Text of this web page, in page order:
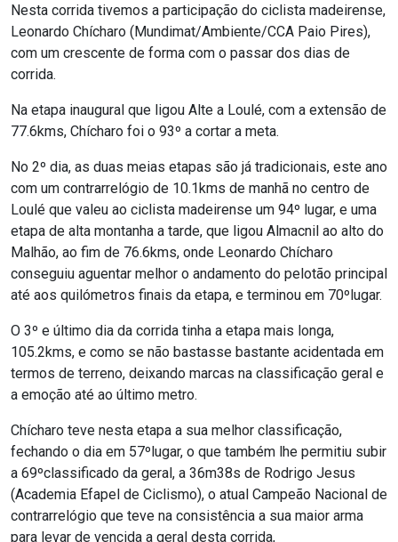
Nesta corrida tivemos a participação do ciclista madeirense,
Leonardo Chícharo (Mundimat/Ambiente/CCA Paio Pires),
com um crescente de forma com o passar dos dias de
corrida.
Na etapa inaugural que ligou Alte a Loulé, com a extensão de
77.6kms, Chícharo foi o 93º a cortar a meta.
No 2º dia, as duas meias etapas são já tradicionais, este ano
com um contrarrelógio de 10.1kms de manhã no centro de
Loulé que valeu ao ciclista madeirense um 94º lugar, e uma
etapa de alta montanha a tarde, que ligou Almacnil ao alto do
Malhão, ao fim de 76.6kms, onde Leonardo Chícharo
conseguiu aguentar melhor o andamento do pelotão principal
até aos quilómetros finais da etapa, e terminou em 70ºlugar.
O 3º e último dia da corrida tinha a etapa mais longa,
105.2kms, e como se não bastasse bastante acidentada em
termos de terreno, deixando marcas na classificação geral e
a emoção até ao último metro.
Chícharo teve nesta etapa a sua melhor classificação,
fechando o dia em 57ºlugar, o que também lhe permitiu subir
a 69ºclassificado da geral, a 36m38s de Rodrigo Jesus
(Academia Efapel de Ciclismo), o atual Campeão Nacional de
contrarrelógio que teve na consistência a sua maior arma
para levar de vencida a geral desta corrida,